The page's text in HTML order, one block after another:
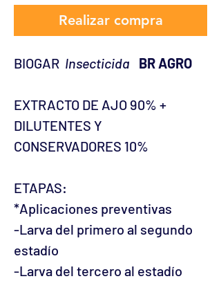
Realizar compra
BIOGAR Insecticida BR AGRO
EXTRACTO DE AJO 90% +
DILUTENTES Y
CONSERVADORES 10%
ETAPAS:
*Aplicaciones preventivas
-Larva del primero al segundo
estadío
-Larva del tercero al estadío